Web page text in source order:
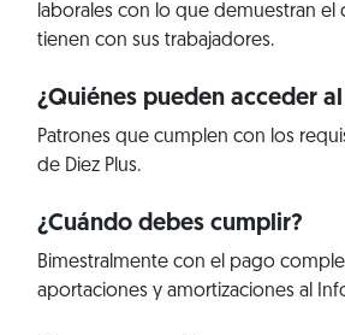
laborales con lo que demuestran
tienen con sus trabajadores.
¿Quiénes pueden acceder
Patrones que cumplen con los
de Diez Plus.
¿Cuándo debes cumplir?
Bimestralmente con el pago
aportaciones y amortizaciones al